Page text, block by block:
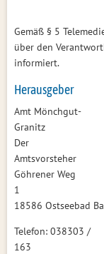
Gemäß § 5
über den
informiert.
Herausgeber
Amt Mönchgut-
Der
Göhrener Weg
18586 Ostseebad
Telefon: 038303 /